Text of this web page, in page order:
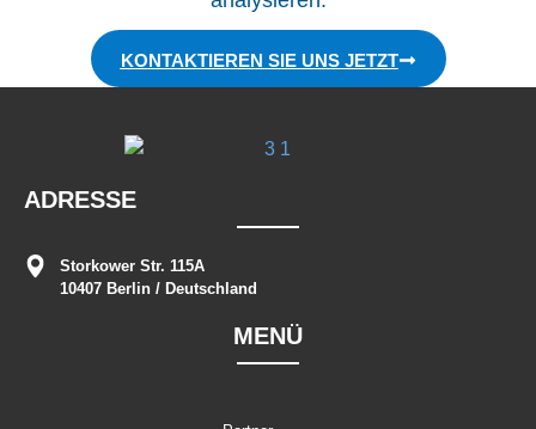
KONTAKTIEREN SIE UNS JETZT
ADRESSE
Storkower Str. 115A
10407 Berlin / Deutschland
MENÜ